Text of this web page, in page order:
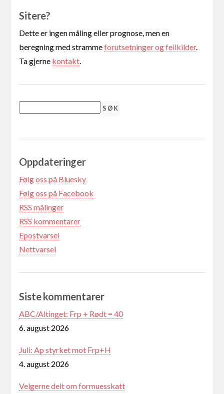
Sitere?
Dette er ingen måling eller prognose, men en
beregning med strammeforutsetninger og feilkilder.
Ta gjerne kontakt.
Oppdateringer
Følg oss på Bluesky
Følg oss på Facebook
RSS målinger
RSS kommentarer
Epostvarsel
Nettvarsel
Siste kommentarer
ABC/Altinget: Frp + Rødt = 40
6. august 2026
Juli: Ap styrket mot Frp+H
4. august 2026
Velgerne delt om formuesskatt